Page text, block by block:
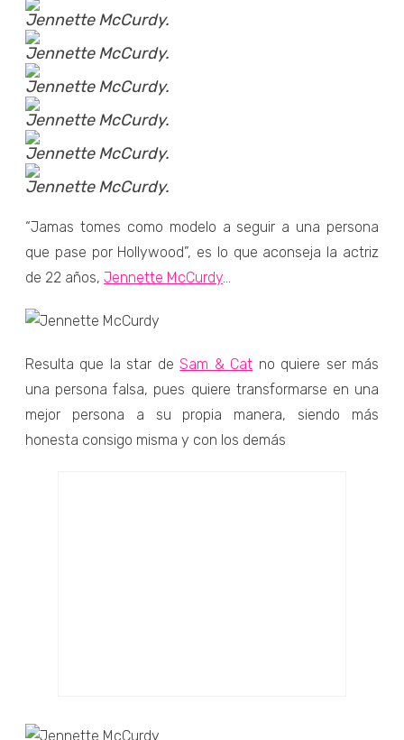
Jennette McCurdy.
Jennette McCurdy.
Jennette McCurdy.
Jennette McCurdy.
Jennette McCurdy.
Jennette McCurdy.
“Jamas tomes como modelo a seguir a una persona
que pase por Hollywood”, es lo que aconseja la actriz
de 22 años, Jennette McCurdy
Resulta que la star deSam & Cat no quiere ser más
una persona falsa, pues quiere transformarse en una
mejor persona a su propia manera, siendo más
honesta consigo misma y con los demás